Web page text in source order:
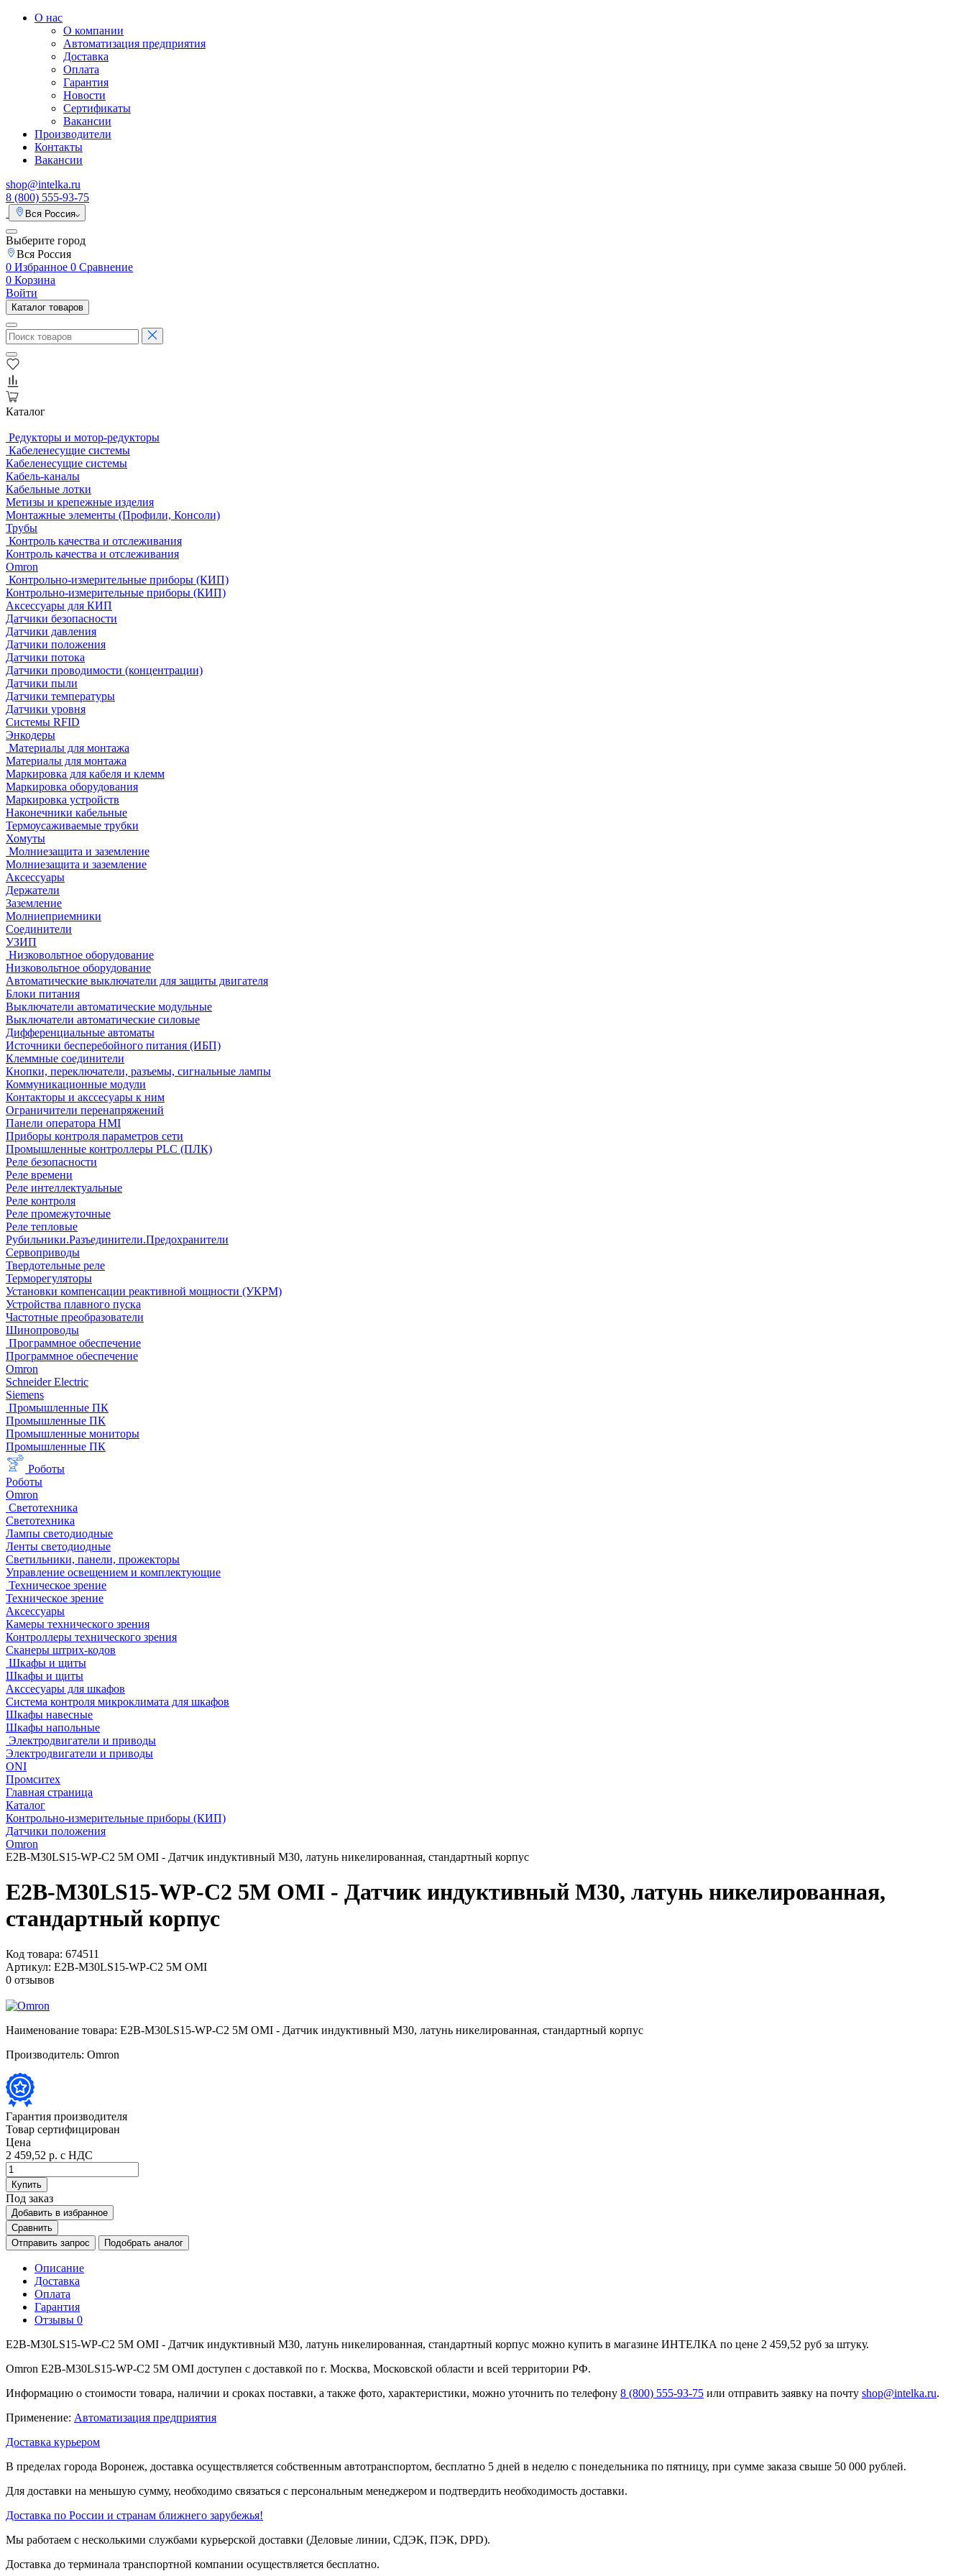
О нас
О компании
Автоматизация предприятия
Доставка
Оплата
Гарантия
Новости
Сертификаты
Вакансии
Производители
Контакты
Вакансии
shop@intelka.ru
8 (800) 555-93-75
Вся Россия
Выберите город
Вся Россия
0 Избранное 0 Сравнение
0 Корзина
Войти
Каталог товаров
Каталог
Редукторы и мотор-редукторы
Кабеленесущие системы
Кабеленесущие системы
Кабель-каналы
Кабельные лотки
Метизы и крепежные изделия
Монтажные элементы (Профили, Консоли)
Трубы
Контроль качества и отслеживания
Контроль качества и отслеживания
Omron
Контрольно-измерительные приборы (КИП)
Контрольно-измерительные приборы (КИП)
Аксессуары для КИП
Датчики безопасности
Датчики давления
Датчики положения
Датчики потока
Датчики проводимости (концентрации)
Датчики пыли
Датчики температуры
Датчики уровня
Системы RFID
Энкодеры
Материалы для монтажа
Материалы для монтажа
Маркировка для кабеля и клемм
Маркировка оборудования
Маркировка устройств
Наконечники кабельные
Термоусаживаемые трубки
Хомуты
Молниезащита и заземление
Молниезащита и заземление
Аксессуары
Держатели
Заземление
Молниеприемники
Соединители
УЗИП
Низковольтное оборудование
Низковольтное оборудование
Автоматические выключатели для защиты двигателя
Блоки питания
Выключатели автоматические модульные
Выключатели автоматические силовые
Дифференциальные автоматы
Источники бесперебойного питания (ИБП)
Клеммные соединители
Кнопки, переключатели, разъемы, сигнальные лампы
Коммуникационные модули
Контакторы и акссесуары к ним
Ограничители перенапряжений
Панели оператора HMI
Приборы контроля параметров сети
Промышленные контроллеры PLC (ПЛК)
Реле безопасности
Реле времени
Реле интеллектуальные
Реле контроля
Реле промежуточные
Реле тепловые
Рубильники.Разъединители.Предохранители
Сервоприводы
Твердотельные реле
Терморегуляторы
Установки компенсации реактивной мощности (УКРМ)
Устройства плавного пуска
Частотные преобразователи
Шинопроводы
Программное обеспечение
Программное обеспечение
Omron
Schneider Electric
Siemens
Промышленные ПК
Промышленные ПК
Промышленные мониторы
Промышленные ПК
Роботы
Роботы
Omron
Светотехника
Светотехника
Лампы светодиодные
Ленты светодиодные
Светильники, панели, прожекторы
Управление освещением и комплектующие
Техническое зрение
Техническое зрение
Аксессуары
Камеры технического зрения
Контроллеры технического зрения
Сканеры штрих-кодов
Шкафы и щиты
Шкафы и щиты
Акссесуары для шкафов
Система контроля микроклимата для шкафов
Шкафы навесные
Шкафы напольные
Электродвигатели и приводы
Электродвигатели и приводы
ONI
Промситех
Главная страница
Каталог
Контрольно-измерительные приборы (КИП)
Датчики положения
Omron
E2B-M30LS15-WP-C2 5M OMI - Датчик индуктивный M30, латунь никелированная, стандартный корпус
E2B-M30LS15-WP-C2 5M OMI - Датчик индуктивный M30, латунь никелированная,
стандартный корпус
Код товара: 674511
Артикул: E2B-M30LS15-WP-C2 5M OMI
0 отзывов
Наименование товара: E2B-M30LS15-WP-C2 5M OMI - Датчик индуктивный M30, латунь никелированная, стандартный корпус
Производитель: Omron
Гарантия производителя
Товар сертифицирован
Цена
2 459,52 р. с НДС
Купить
Под заказ
Добавить в избранное
Сравнить
Отправить запрос
Подобрать аналог
Описание
Доставка
Оплата
Гарантия
Отзывы 0
E2B-M30LS15-WP-C2 5M OMI - Датчик индуктивный M30, латунь никелированная, стандартный корпус можно купить в магазине ИНТЕЛКА по цене 2 459,52 руб за штуку.
Omron E2B-M30LS15-WP-C2 5M OMI доступен с доставкой по г. Москва, Московской области и всей территории РФ.
Информацию о стоимости товара, наличии и сроках поставки, а также фото, характеристики, можно уточнить по телефону 8 (800) 555-93-75 или отправить заявку на почту shop@intelka.ru.
Применение: Автоматизация предприятия
Доставка курьером
В пределах города Воронеж, доставка осуществляется собственным автотранспортом, бесплатно 5 дней в неделю с понедельника по пятницу, при сумме заказа свыше 50 000 рублей.
Для доставки на меньшую сумму, необходимо связаться с персональным менеджером и подтвердить необходимость доставки.
Доставка по России и странам ближнего зарубежья!
Мы работаем с несколькими службами курьерской доставки (Деловые линии, СДЭК, ПЭК, DPD).
Доставка до терминала транспортной компании осуществляется бесплатно.